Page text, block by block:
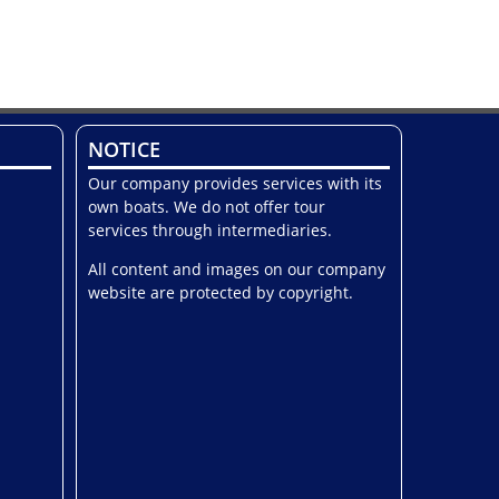
NOTICE
Our company provides services with its
own boats. We do not offer tour
services through intermediaries.
All content and images on our company
website are protected by copyright.